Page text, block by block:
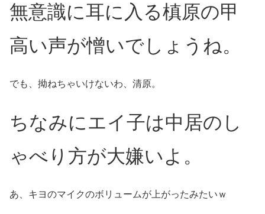
無意識に耳に入る槙原の甲
高い声が憎いでしょうね。
でも、拗ねちゃいけないわ、清原。
ちなみにエイ子は中居のし
ゃべり方が大嫌いよ。
あ、キヨのマイクのボリュームが上がったみたいｗ